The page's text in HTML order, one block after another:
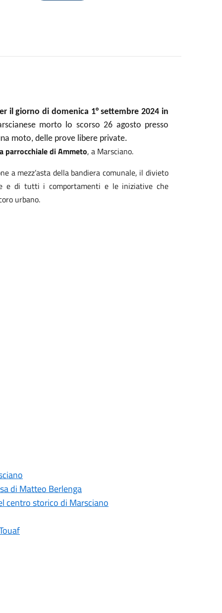
il giorno di domenica 1° settembre 2024 in
morto lo scorso 26 agosto presso
moto, delle prove libere private.
parrocchiale di Ammeto, a Marsciano.
a mezz’asta della bandiera comunale, il divieto
e di tutti i comportamenti e le iniziative che
urbano.
di Matteo Berlenga
centro storico di Marsciano